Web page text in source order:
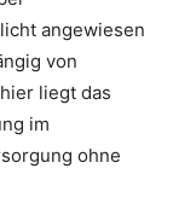
angewiesen
von
liegt das
im
ohne